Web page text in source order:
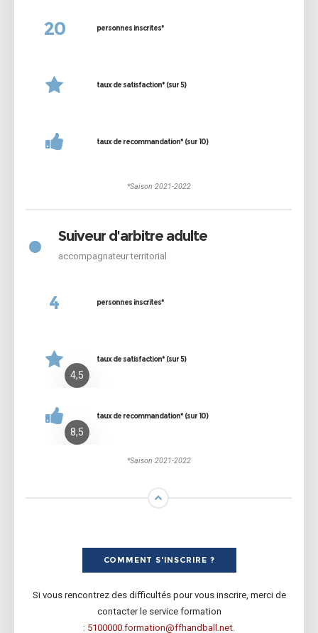
20 personnes inscrites*
taux de satisfaction* (sur 5)
taux de recommandation* (sur 10)
*Saison 2021-2022
• Suiveur d'arbitre adulte
accompagnateur territorial
4 personnes inscrites*
4,5
taux de satisfaction* (sur 5)
8,5
taux de recommandation* (sur 10)
*Saison 2021-2022
COMMENT S'INSCRIRE ?
Si vous rencontrez des difficultés pour vous inscrire, merci de
contacter le service formation
: 5100000.formation@ffhandball.net.